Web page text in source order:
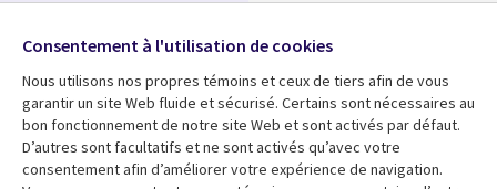
Fusions
Salle de presse
Ressources Support
Suivez-nous
Social
Media
Global
FR
Consentement à l'utilisation de cookies
Nous utilisons nos propres témoins et ceux de tiers afin de vous
garantir un site Web fluide et sécurisé. Certains sont nécessaires au
bon fonctionnement de notre site Web et sont activés par défaut.
D’autres sont facultatifs et ne sont activés qu’avec votre
consentement afin d’améliorer votre expérience de navigation.